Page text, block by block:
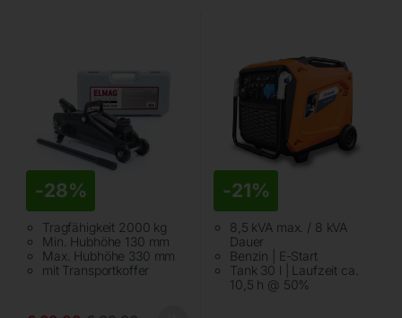
-28%
Tragfähigkeit 2000 kg
Min. Hubhöhe 130 mm
Max. Hubhöhe 330 mm
mit Transportkoffer
-21%
8,5 kVA max. / 8 kVA
Dauer
Benzin | E-Start
Tank 30 l | Laufzeit ca.
10,5 h @ 50%